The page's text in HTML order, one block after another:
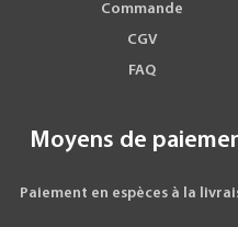
Commande
CGV
FAQ
Moyens de
Paiement en espèces à la